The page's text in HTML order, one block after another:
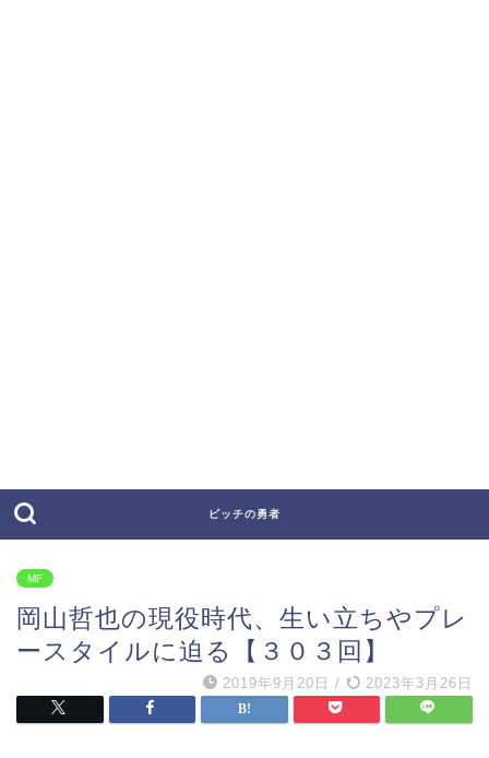
ピッチの勇者
MF
岡山哲也の現役時代、生い立ちやプレ
ースタイルに迫る【３０３回】
2019年9月20日 / 2023年3月26日